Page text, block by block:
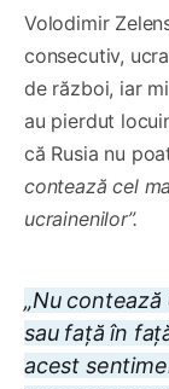
Volodimir
consecutiv,
de război, iar
au pierdut
că Rusia nu
contează cel
ucrainenilor”.
„Nu
sau față în
acest